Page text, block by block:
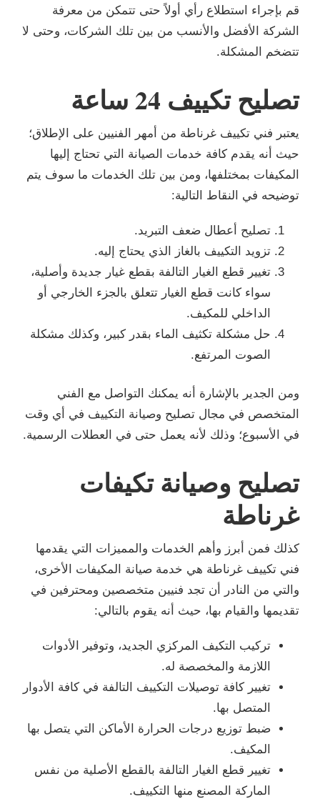
قم بإجراء استطلاع رأي أولاً حتى تتمكن من معرفة
الشركة الأفضل والأنسب من بين تلك الشركات، وحتى لا
تتضخم المشكلة.
تصليح تكييف 24 ساعة
يعتبر فني تكييف غرناطة من أمهر الفنيين على الإطلاق؛
حيث أنه يقدم كافة خدمات الصيانة التي تحتاج إليها
المكيفات بمختلفها، ومن بين تلك الخدمات ما سوف يتم
توضيحه في النقاط التالية:
تصليح أعطال ضعف التبريد.
تزويد التكييف بالغاز الذي يحتاج إليه.
تغيير قطع الغيار التالفة بقطع غيار جديدة وأصلية،
سواء كانت قطع الغيار تتعلق بالجزء الخارجي أو
الداخلي للمكيف.
حل مشكلة تكثيف الماء بقدر كبير، وكذلك مشكلة
الصوت المرتفع.
ومن الجدير بالإشارة أنه يمكنك التواصل مع الفني
المتخصص في مجال تصليح وصيانة التكييف في أي وقت
في الأسبوع؛ وذلك لأنه يعمل حتى في العطلات الرسمية.
تصليح وصيانة تكيفات
غرناطة
كذلك فمن أبرز وأهم الخدمات والمميزات التي يقدمها
فني تكييف غرناطة هي خدمة صيانة المكيفات الأخرى،
والتي من النادر أن تجد فنيين متخصصين ومحترفين في
تقديمها والقيام بها، حيث أنه يقوم بالتالي:
تركيب التكيف المركزي الجديد، وتوفير الأدوات
اللازمة والمخصصة له.
تغيير كافة توصيلات التكييف التالفة في كافة الأدوار
المتصل بها.
ضبط توزيع درجات الحرارة الأماكن التي يتصل بها
المكيف.
تغيير قطع الغيار التالفة بالقطع الأصلية من نفس
الماركة المصنع منها التكييف.